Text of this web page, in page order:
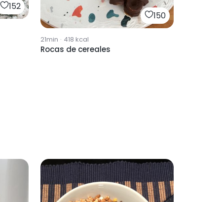
152
150
21min · 418 kcal
Rocas de cereales